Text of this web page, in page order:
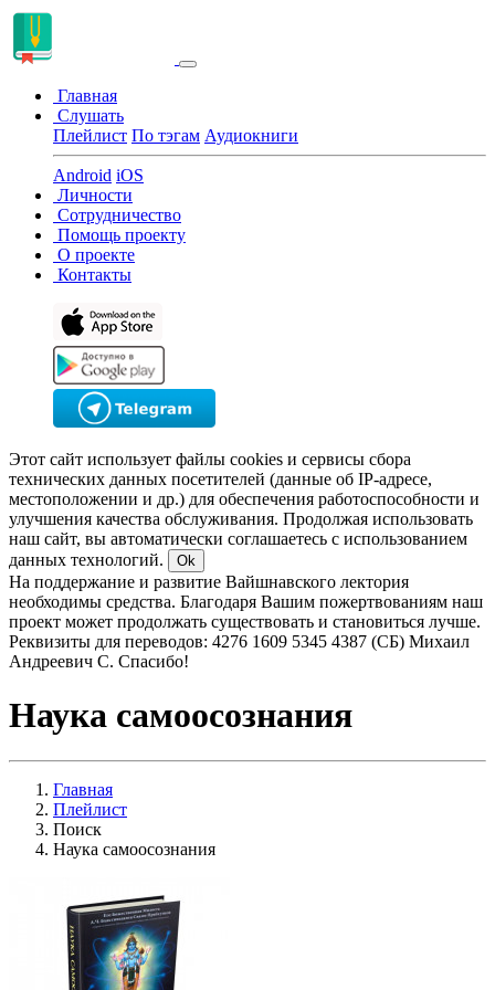
Главная
Слушать
Плейлист По тэгам Аудиокниги
Android iOS
Личности
Сотрудничество
Помощь проекту
О проекте
Контакты
Этот сайт использует файлы cookies и сервисы сбора
технических данных посетителей (данные об IP-адресе,
местоположении и др.) для обеспечения работоспособности и
улучшения качества обслуживания. Продолжая использовать
наш сайт, вы автоматически соглашаетесь с использованием
данных технологий.
Ok
На поддержание и развитие Вайшнавского лектория
необходимы средства. Благодаря Вашим пожертвованиям наш
проект может продолжать существовать и становиться лучше.
Реквизиты для переводов: 4276 1609 5345 4387 (СБ) Михаил
Андреевич С. Спасибо!
Наука самоосознания
Главная
Плейлист
Поиск
Наука самоосознания